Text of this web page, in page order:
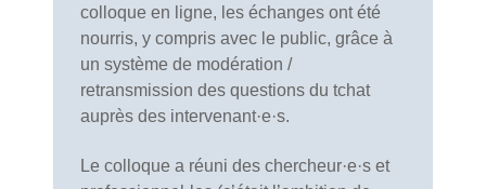
colloque en ligne, les échanges ont été
nourris, y compris avec le public, grâce à
un système de modération /
retransmission des questions du tchat
auprès des intervenant·e·s.
Le colloque a réuni des chercheur·e·s et